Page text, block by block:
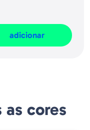
adicionar
cores